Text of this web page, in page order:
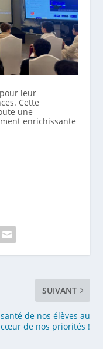
leur
Cette
une
enrichissante
SUIVANT
de nos élèves au
cœur de nos priorités !